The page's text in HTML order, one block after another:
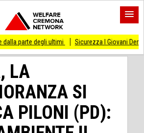
degli ultimi Sicurezza I Giovani Democratici
LA
SI
PILONI (PD):